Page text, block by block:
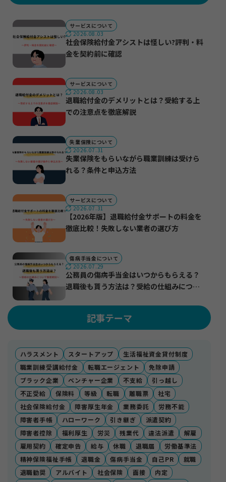
サービスについて
2026.08.03
社会保険給付金アシストは怪しい?評判・料
金を契約前に確認
サービスについて
2026.08.03
退職給付金のデメリットとは？受給する上
での注意点を徹底解説
失業保険について
2026.07.31
失業保険をもらいながら職業訓練は受けら
れる？条件と申込方法
サービスについて
2026.07.31
【2026年版】退職給付金サポートの料金を
徹底比較！失敗しない業者の選び方
傷病手当金について
2026.07.29
公務員の傷病手当金はいつからもらえる？
退職後も貰う方法は？受給の仕組みについ
記事テーマ
ハラスメント スタートアップ
生活福祉資金貸付制度
職業訓練受講給付金
転職エージェント
免除申請
ブラック企業
ベンチャー企業 不支給
引っ越し
不正受給
保険料 等級 転職 離職票
社宅
社会保険給付金
障害厚生年金 業務委託
労務不能
障害者手帳
ハローワーク 引き継ぎ
派遣契約
障害者控除
福利厚生 労災 残業代 違法派遣
解雇
雇用契約
確定申告 給与 休職 退職届
労働基準法
精神保険福祉手帳
退職金 傷病手当金 自己PR
就職
退職勧奨
アルバイト 社会保険 面接
内定